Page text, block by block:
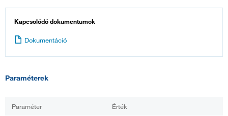
Kapcsolódó dokumentumok
Dokumentáció
Paraméterek
Paraméter Érték